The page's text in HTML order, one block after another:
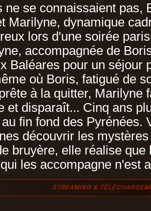
ne se connaissaient pas,
Marilyne, dynamique
lors d'une soirée
accompagnée de
Baléares pour un séjour
où Boris, fatigué de
à la quitter, Marilyne
et disparaît... Cinq ans
fin fond des Pyrénées.
découvrir les
bruyère, elle réalise que
les accompagne n'est